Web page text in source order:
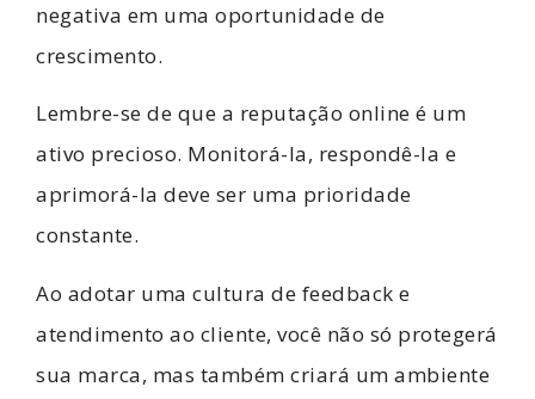
negativa em uma oportunidade de
crescimento.
Lembre-se de que a reputação online é um
ativo precioso. Monitorá-la, respondê-la e
aprimorá-la deve ser uma prioridade
constante.
Ao adotar uma cultura de feedback e
atendimento ao cliente, você não só protegerá
sua marca, mas também criará um ambiente